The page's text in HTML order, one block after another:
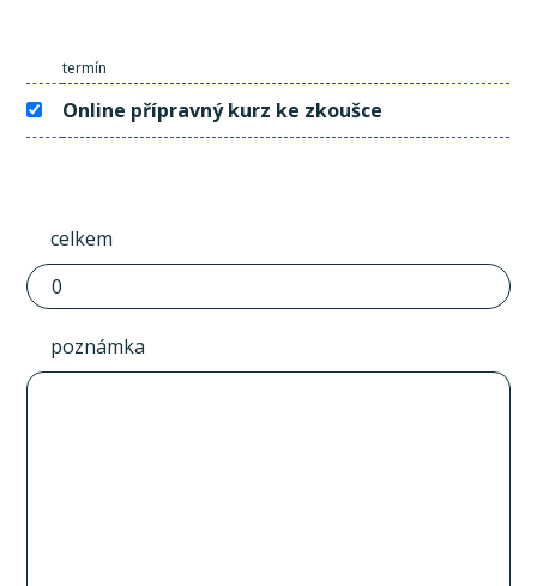
termín
Online přípravný kurz ke zkoušce
celkem
poznámka